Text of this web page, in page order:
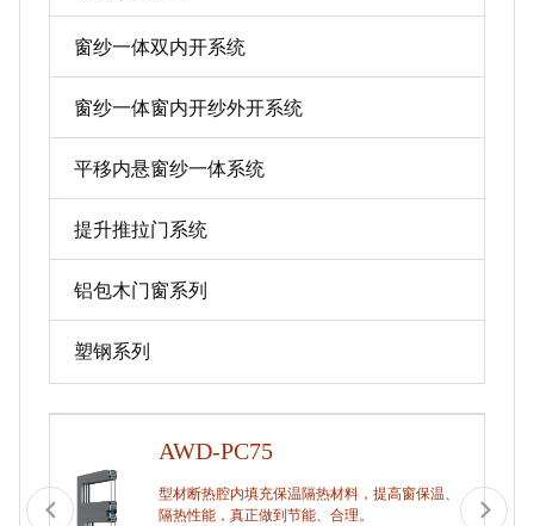
窗纱一体双内开系统
窗纱一体窗内开纱外开系统
平移内悬窗纱一体系统
提升推拉门系统
铝包木门窗系列
塑钢系列
AWD-PC75
型材断热腔内填充保温隔热材料，提高窗保温、
隔热性能，真正做到节能、合理。